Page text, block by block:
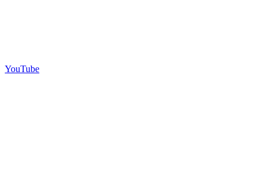
YouTube